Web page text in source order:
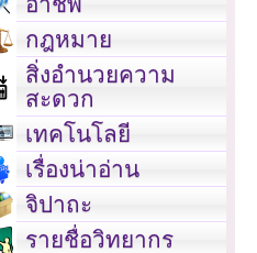
กฎหมาย
สิ่งอำนวยความ
สะดวก
เทคโนโลยี
เรื่องน่าอ่าน
จิปาถะ
รายชื่อวิทยากร